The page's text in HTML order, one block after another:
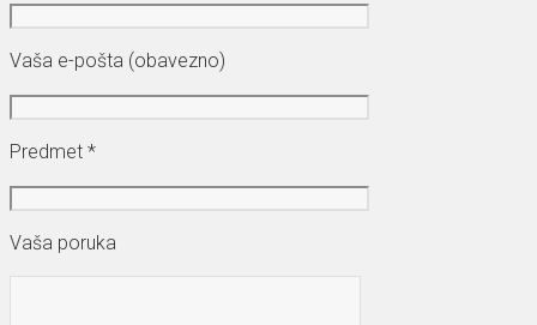
Vaša e-pošta (obavezno)
Predmet *
Vaša poruka